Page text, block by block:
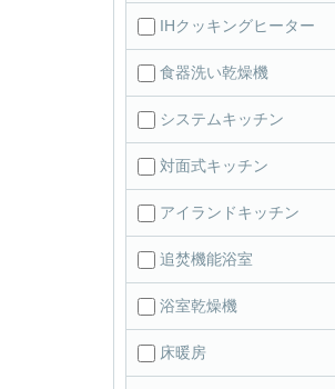
IHクッキングヒーター
食器洗い乾燥機
システムキッチン
対面式キッチン
アイランドキッチン
追焚機能浴室
浴室乾燥機
床暖房